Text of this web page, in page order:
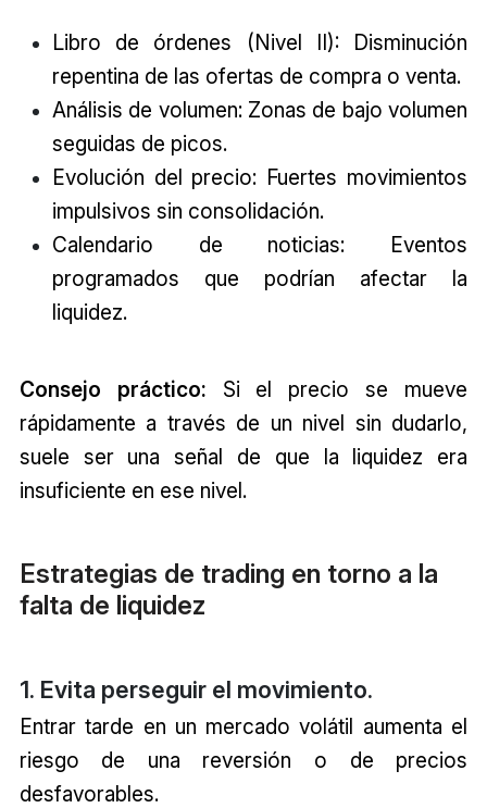
Libro de órdenes (Nivel II): Disminución
repentina de las ofertas de compra o venta.
Análisis de volumen: Zonas de bajo volumen
seguidas de picos.
Evolución del precio: Fuertes movimientos
impulsivos sin consolidación.
Calendario de noticias: Eventos
programados que podrían afectar la
liquidez.
Consejo práctico: Si el precio se mueve
rápidamente a través de un nivel sin dudarlo,
suele ser una señal de que la liquidez era
insuficiente en ese nivel.
Estrategias de trading en torno a la
falta de liquidez
1. Evita perseguir el movimiento.
Entrar tarde en un mercado volátil aumenta el
riesgo de una reversión o de precios
desfavorables.